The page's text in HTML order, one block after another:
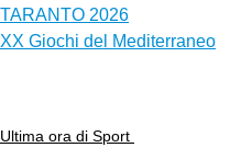
TARANTO 2026
XX Giochi del Mediterraneo
Ultima ora di Sport